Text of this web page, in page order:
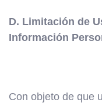
D. Limitación de
Información
Con objeto de que